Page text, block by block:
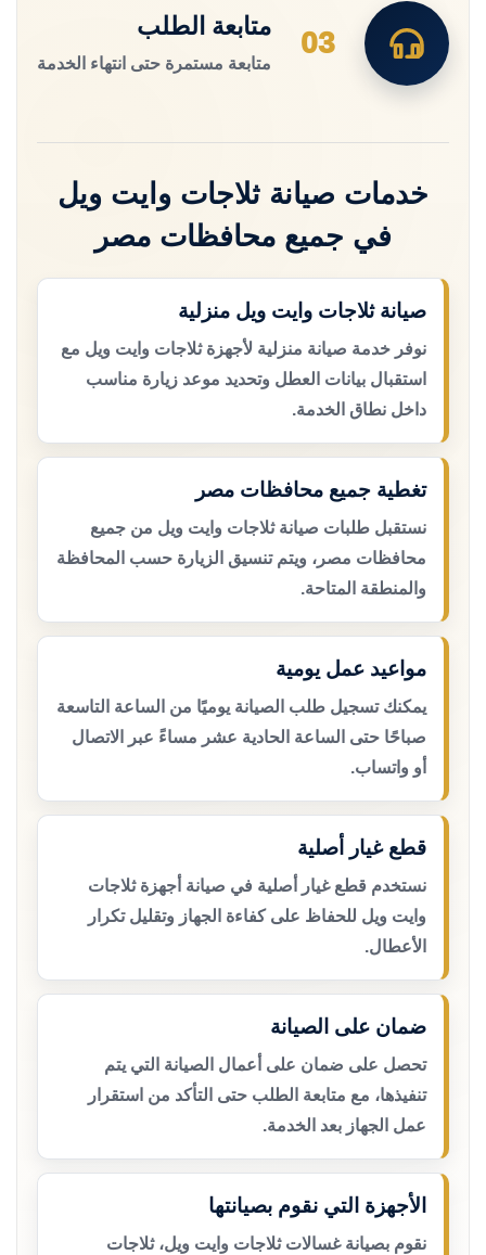
03
متابعة الطلب
متابعة مستمرة حتى انتهاء الخدمة
خدمات صيانة ثلاجات وايت ويل
في جميع محافظات مصر
صيانة ثلاجات وايت ويل منزلية
نوفر خدمة صيانة منزلية لأجهزة ثلاجات وايت ويل مع
استقبال بيانات العطل وتحديد موعد زيارة مناسب
داخل نطاق الخدمة.
تغطية جميع محافظات مصر
نستقبل طلبات صيانة ثلاجات وايت ويل من جميع
محافظات مصر، ويتم تنسيق الزيارة حسب المحافظة
والمنطقة المتاحة.
مواعيد عمل يومية
يمكنك تسجيل طلب الصيانة يوميًا من الساعة التاسعة
صباحًا حتى الساعة الحادية عشر مساءً عبر الاتصال
أو واتساب.
قطع غيار أصلية
نستخدم قطع غيار أصلية في صيانة أجهزة ثلاجات
وايت ويل للحفاظ على كفاءة الجهاز وتقليل تكرار
الأعطال.
ضمان على الصيانة
تحصل على ضمان على أعمال الصيانة التي يتم
تنفيذها، مع متابعة الطلب حتى التأكد من استقرار
عمل الجهاز بعد الخدمة.
الأجهزة التي نقوم بصيانتها
نقوم بصيانة غسالات ثلاجات وايت ويل، ثلاجات